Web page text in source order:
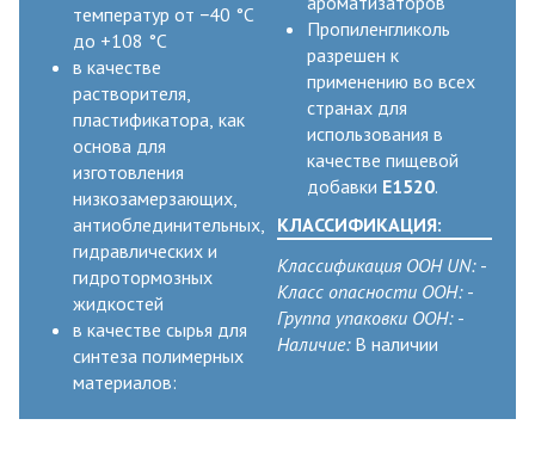
температур от −40 °C
до +108 °C
в качестве
растворителя,
пластификатора, как
основа для
изготовления
низкозамерзающих,
антиоблединительных,
гидравлических и
гидротормозных
жидкостей
в качестве сырья для
синтеза полимерных
материалов:
Пропиленгликоль
разрешен к
применению во всех
странах для
использования в
качестве пищевой
добавки Е1520.
КЛАССИФИКАЦИЯ:
Классификация ООН UN:-
Класс опасности ООН:-
Группа упаковки ООН:-
Наличие:В наличии